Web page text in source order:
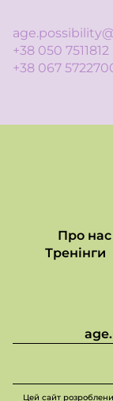
+38 050 7511812
+38 067
Про нас
Тренінги
Цей сайт